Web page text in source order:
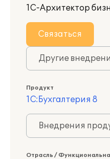
1С-Архитектор
Связаться
Другие
Продукт
1С:Бухгалтерия 8
Внедрения
Отрасль /